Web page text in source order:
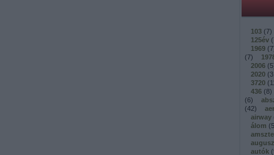
103 (7)
125év (
1969 (7
(7)
2006 (5
2020 (
3720 (
436 (8)
(6)
(42)
airway
álom (5
autók (